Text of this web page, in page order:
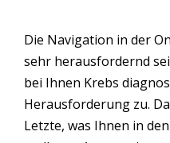
Die Navigation in der
sehr herausfordernd
bei Ihnen Krebs
Herausforderung zu.
Letzte, was Ihnen in